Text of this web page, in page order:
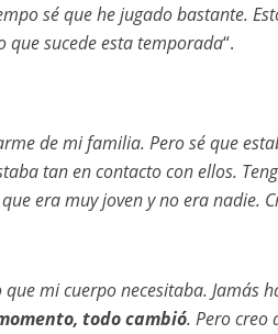
sé que he jugado bastante.
que sucede esta temporada“.
de mi familia. Pero sé que
tan en contacto con ellos.
era muy joven y no era nadie.
mi cuerpo necesitaba. Jamás
todo cambió. Pero creo